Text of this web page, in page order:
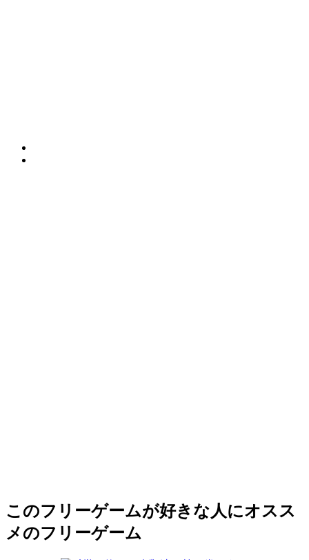
このフリーゲームが好きな人にオスス
メのフリーゲーム